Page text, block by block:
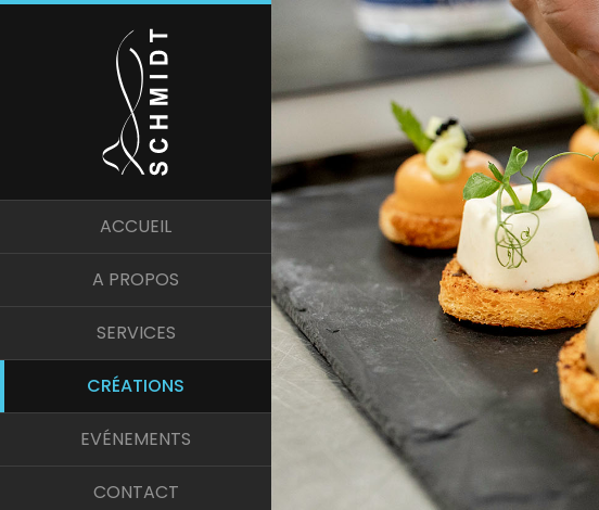
ACCUEIL
A PROPOS
SERVICES
CRÉATIONS
EVÉNEMENTS
CONTACT